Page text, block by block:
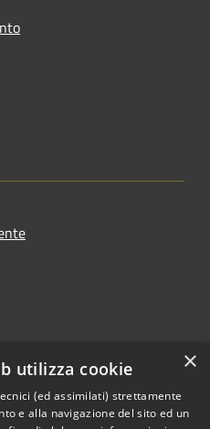
×
utilizza cookie
(ed assimilati) strettamente
e alla navigazione del sito ed un